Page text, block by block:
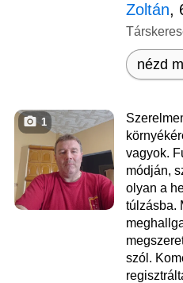
Zoltán,
nézd
1
vagyok.
módján,
olyan a
túlzásba.
szól.